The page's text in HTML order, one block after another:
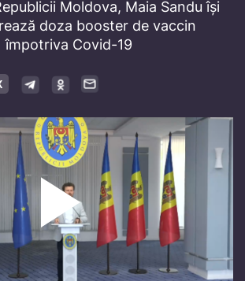
Moldova, Maia Sandu își
doza booster de vaccin
împotriva Covid-19